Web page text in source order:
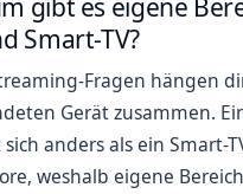
gibt es eigene
Smart-TV?
Fragen hängen
Gerät zusammen.
anders als ein Smart-
weshalb eigene